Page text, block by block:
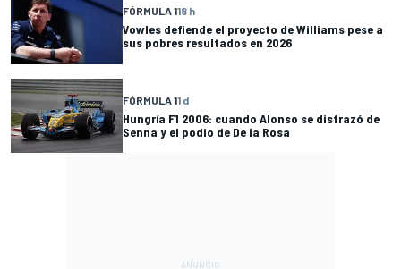
FÓRMULA 118 h
Vowles defiende el proyecto de Williams pese a
sus pobres resultados en 2026
FÓRMULA 11 d
Hungría F1 2006: cuando Alonso se disfrazó de
Senna y el podio de De la Rosa